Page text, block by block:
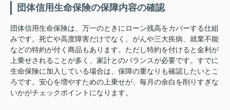
団体信用生命保険の保障内容の確認
団体信用生命保険は、万一のときにローン残高をカバーする仕組
みです。死亡や高度障害だけでなく、がんや三大疾病、就業不能
などの特約が付く商品もあります。ただし特約を付けると金利が
上乗せされることが多く、家計とのバランスが必要です。すでに
生命保険に加入している場合は、保障の重なりも確認したいとこ
ろです。安心を増やすための上乗せが、毎月の余白を削りすぎな
いかがチェックポイントになります。